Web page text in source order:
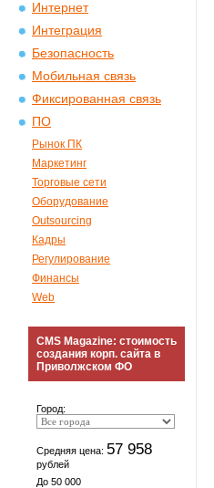
Интернет
Интеграция
Безопасность
Мобильная связь
Фиксированная связь
ПО
Рынок ПК
Маркетинг
Торговые сети
Оборудование
Outsourcing
Кадры
Регулирование
Финансы
Web
CMS Magazine: стоимость
создания корп. сайта в
Приволжском ФО
Город:
Средняя цена: 57 958
рублей
До 50 000